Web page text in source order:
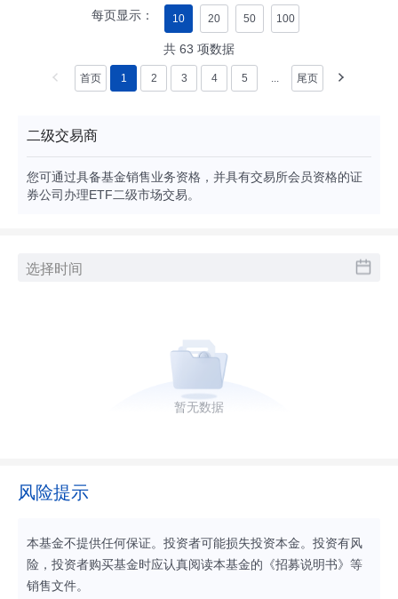
每页显示： 10 20 50 100
共 63 项数据
首页 1 2 3 4 5 ... 尾页
二级交易商
您可通过具备基金销售业务资格，并具有交易所会员资格的证
券公司办理ETF二级市场交易。
申赎清单
暂无数据
风险提示
本基金不提供任何保证。投资者可能损失投资本金。投资有风
险，投资者购买基金时应认真阅读本基金的《招募说明书》等
销售文件。